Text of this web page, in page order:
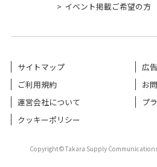
イベント掲載ご希望の方
サイトマップ
広
ご利用規約
お
運営会社について
プ
クッキーポリシー
Copyright©Takara Supply Communications